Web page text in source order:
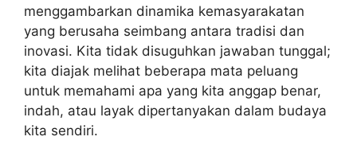
menggambarkan dinamika kemasyarakatan
yang berusaha seimbang antara tradisi dan
inovasi. Kita tidak disuguhkan jawaban tunggal;
kita diajak melihat beberapa mata peluang
untuk memahami apa yang kita anggap benar,
indah, atau layak dipertanyakan dalam budaya
kita sendiri.